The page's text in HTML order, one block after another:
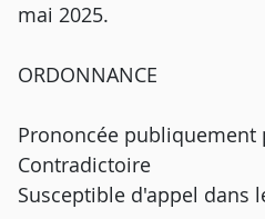
mai 2025.
ORDONNANCE
Prononcée
Contradictoire
Susceptible d'appel dans